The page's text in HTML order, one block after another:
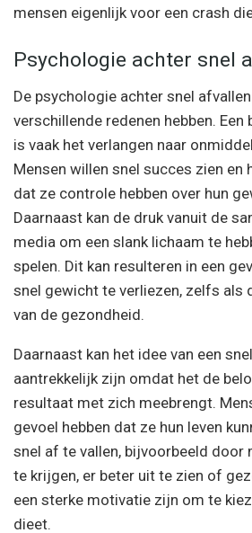
mensen eigenlijk voor een crash
Psychologie achter snel
De psychologie achter snel
verschillende redenen hebben.
is vaak het verlangen naar
Mensen willen snel succes zien en
dat ze controle hebben over hun
Daarnaast kan de druk vanuit de
media om een slank lichaam te
spelen. Dit kan resulteren in een
snel gewicht te verliezen, zelfs als
van de gezondheid.
Daarnaast kan het idee van een
aantrekkelijk zijn omdat het de
resultaat met zich meebrengt.
gevoel hebben dat ze hun leven
snel af te vallen, bijvoorbeeld door
te krijgen, er beter uit te zien of
een sterke motivatie zijn om te
dieet.